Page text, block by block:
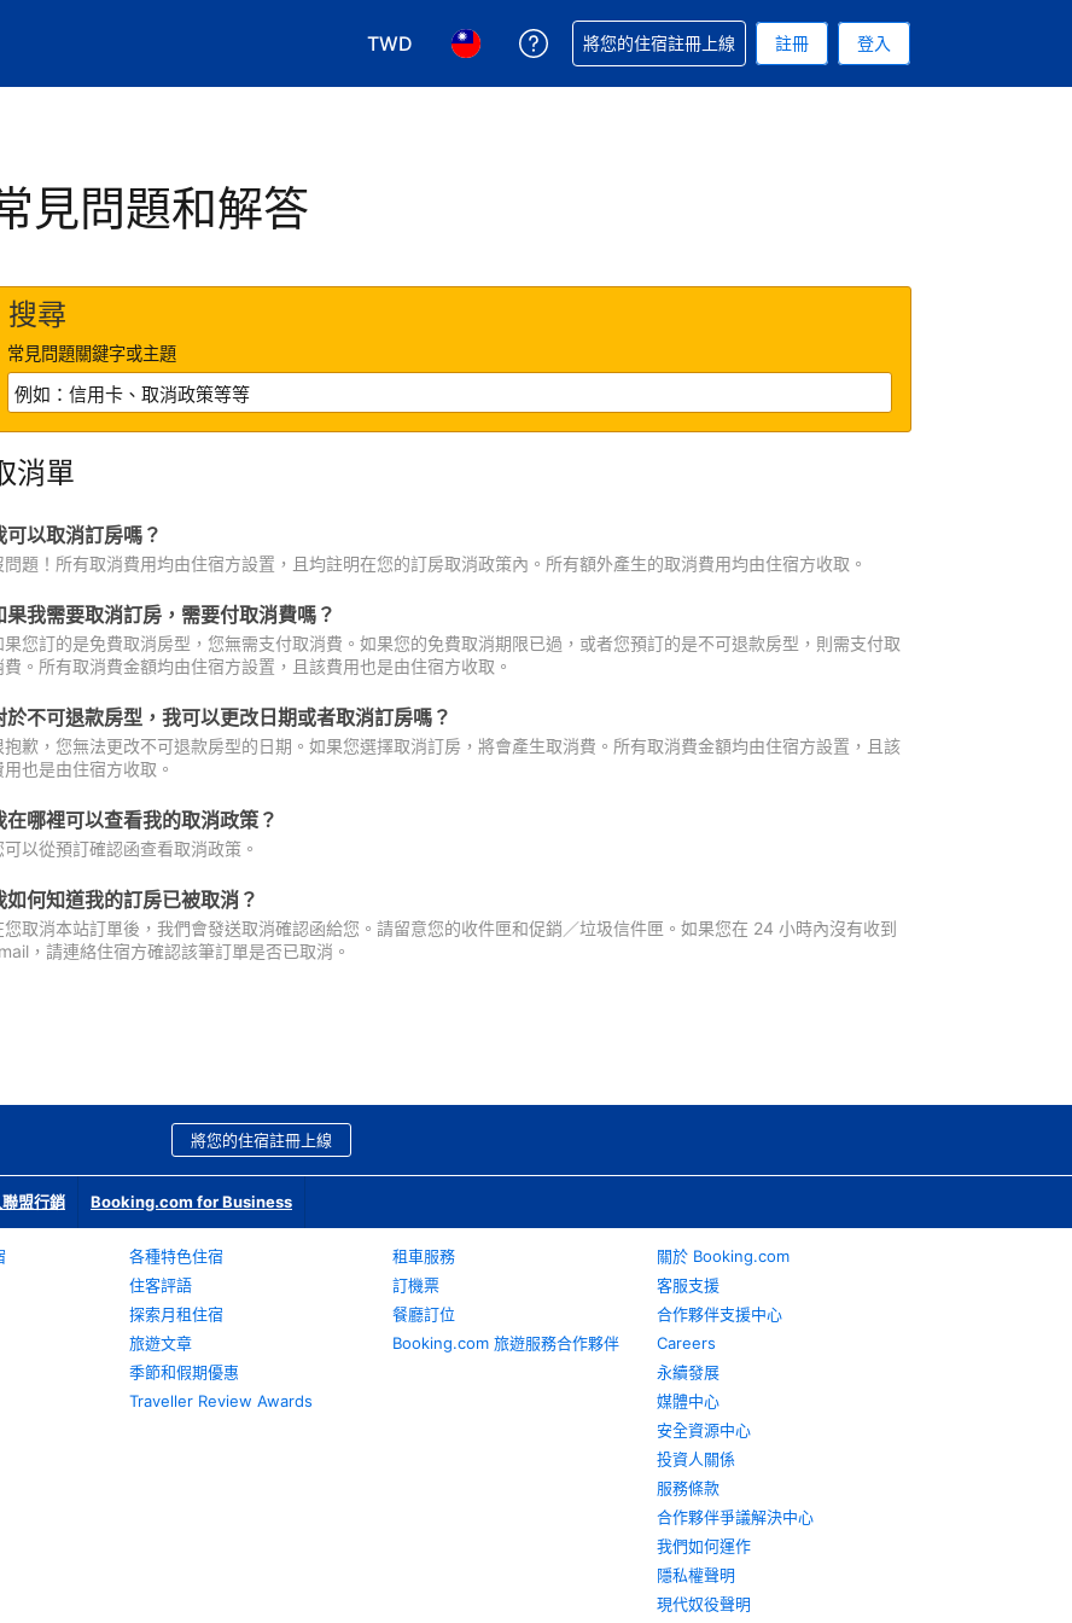
TWD
選擇您使用的幣別. 您現在所使用的幣別為新台幣
選擇您使用的語言. 您目前所選的語言是繁體中文
取得訂單相關協助
將您的住宿註冊上線 註冊 登入
見問題和解答
搜尋
常見問題關鍵字或主題
消單
可以取消訂房嗎？
問題！所有取消費用均由住宿方設置，且均註明在您的訂房取消政策內。所有額外產生的取消費用均由住宿方收取。
果我需要取消訂房，需要付取消費嗎？
果您訂的是免費取消房型，您無需支付取消費。如果您的免費取消期限已過，或者您預訂的是不可退款房型，則需支付取
費。所有取消費金額均由住宿方設置，且該費用也是由住宿方收取。
於不可退款房型，我可以更改日期或者取消訂房嗎？
抱歉，您無法更改不可退款房型的日期。如果您選擇取消訂房，將會產生取消費。所有取消費金額均由住宿方設置，且該
用也是由住宿方收取。
在哪裡可以查看我的取消政策？
可以從預訂確認函查看取消政策。
如何知道我的訂房已被取消？
您取消本站訂單後，我們會發送取消確認函給您。請留意您的收件匣和促銷／垃圾信件匣。如果您在 24 小時內沒有收到
，請連絡住宿方確認該筆訂單是否已取消。
將您的住宿註冊上線
盟行銷 Booking.com for Business
各種特色住宿
住客評語
探索月租住宿
旅遊文章
季節和假期優惠
Traveller Review Awards
租車服務
訂機票
餐廳訂位
Booking.com 旅遊服務合作夥伴
關於 Booking.com
客服支援
合作夥伴支援中心
Careers
永續發展
媒體中心
安全資源中心
投資人關係
服務條款
合作夥伴爭議解決中心
我們如何運作
隱私權聲明
現代奴役聲明